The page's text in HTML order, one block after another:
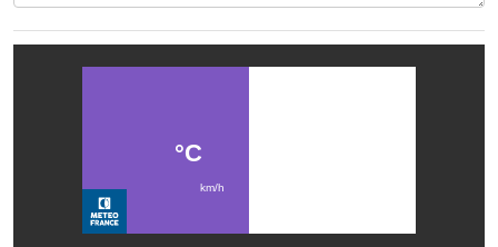
Démarches administratives
Terrains et maisons à vendre